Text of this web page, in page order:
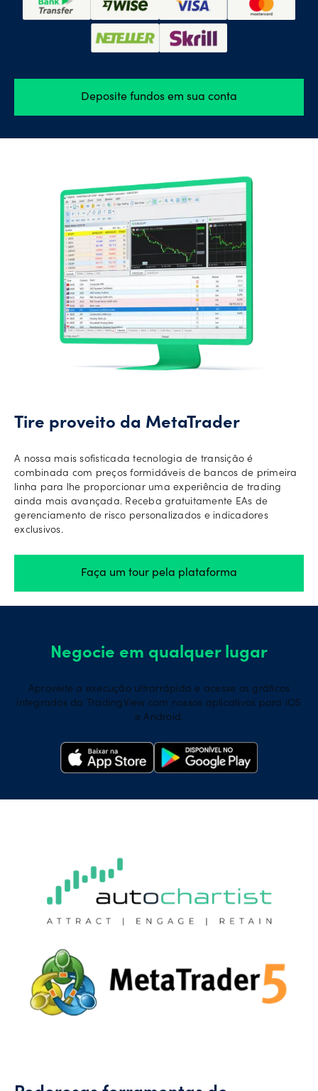
Deposite fundos em sua conta
Tire proveito da MetaTrader
A nossa mais sofisticada tecnologia de transição é
combinada com preços formidáveis de bancos de primeira
linha para lhe proporcionar uma experiência de trading
ainda mais avançada. Receba gratuitamente EAs de
gerenciamento de risco personalizados e indicadores
exclusivos.
Faça um tour pela plataforma
Negocie em qualquer lugar
Aproveite a execução ultrarrápida e acesse os gráficos
integrados da TradingView com nossos aplicativos para iOS
e Android.